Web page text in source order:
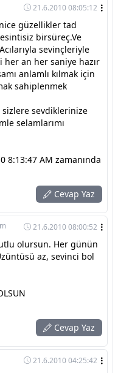
21.6.2010 08:05:12
güzellikler tad
birsüreç.Ve
sevinçleriyle
an her saniye hazır
anlamlı kılmak için
sahiplenmek
sizlere sevdiklerinize
selamlarımı
8:13:47 AM zamanında
Cevap Yaz
21.6.2010 08:00:52
olursun. Her günün
az, sevinci bol
Cevap Yaz
21.6.2010 04:25:42